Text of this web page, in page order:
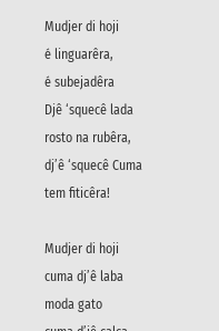
Mudjer di hoji
é linguarêra,
é subejadêra
Djê ‘squecê lada
rosto na rubêra,
dj’ê ‘squecê Cuma
tem fiticêra!
Mudjer di hoji
cuma dj’ê laba
moda gato